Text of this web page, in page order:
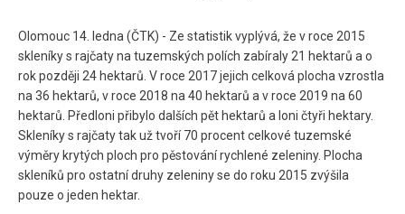
Olomouc 14. ledna (ČTK) - Ze statistik vyplývá, že v roce 2015
skleníky s rajčaty na tuzemských polích zabíraly 21 hektarů a o
rok později 24 hektarů. V roce 2017 jejich celková plocha vzrostla
na 36 hektarů, v roce 2018 na 40 hektarů a v roce 2019 na 60
hektarů. Předloni přibylo dalších pět hektarů a loni čtyři hektary.
Skleníky s rajčaty tak už tvoří 70 procent celkové tuzemské
výměry krytých ploch pro pěstování rychlené zeleniny. Plocha
skleníků pro ostatní druhy zeleniny se do roku 2015 zvýšila
pouze o jeden hektar.